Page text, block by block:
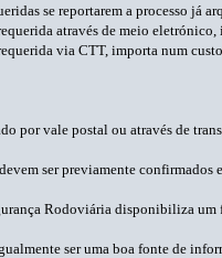
se reportarem a processo já
através de meio
via CTT, importa num
por vale postal ou através de
ser previamente confirmados
Rodoviária disponibiliza
ser uma boa fonte de